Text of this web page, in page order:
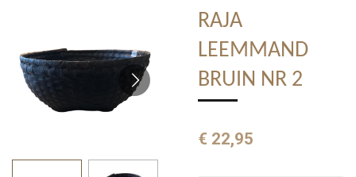
RAJA
LEEMMAND
BRUIN NR 2
€ 22,95